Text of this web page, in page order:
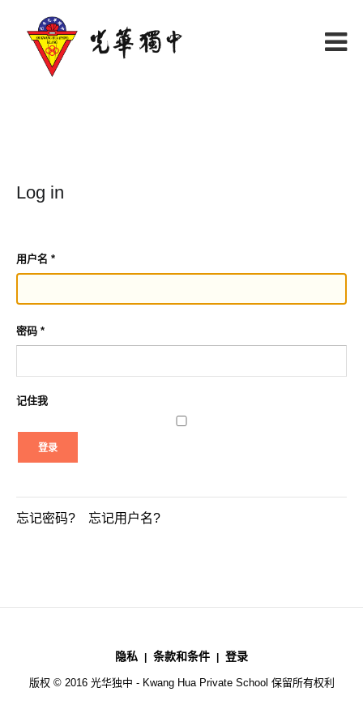
Log in
用户名 *
密码 *
记住我
登录
忘记密码? 忘记用户名?
隐私 条款和条件 登录
版权 © 2016 光华独中 - Kwang Hua Private School 保留所有权利